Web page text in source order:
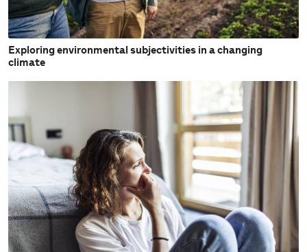
Exploring environmental subjectivities in a changing
climate